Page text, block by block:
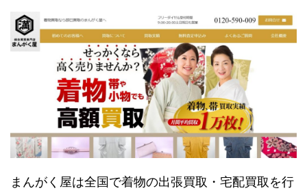
まんがく屋は全国で着物の出張買取・宅配買取を行